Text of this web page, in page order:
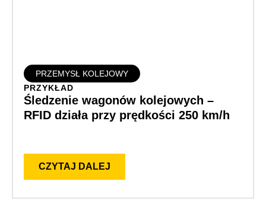
PRZEMYSŁ KOLEJOWY
PRZYKŁAD
Śledzenie wagonów kolejowych –
RFID działa przy prędkości 250 km/h
CZYTAJ DALEJ